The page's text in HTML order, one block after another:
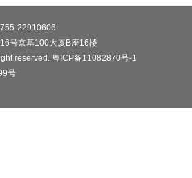
22910606
号京基100大厦B座16楼
reserved. 粤ICP备11082870号-1
号